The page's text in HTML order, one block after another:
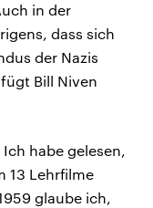
in der
dass sich
der Nazis
Bill Niven
habe gelesen,
13 Lehrfilme
glaube ich,